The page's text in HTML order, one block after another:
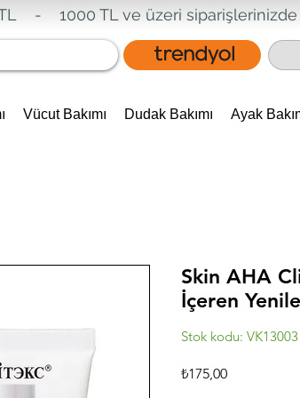
TL - 1000 TL ve üzeri siparişlerinizde
Vücut Bakımı Dudak Bakımı Ayak
Skin AHA
İçeren
Stok kodu: VK13003
₺175,00Fiyat